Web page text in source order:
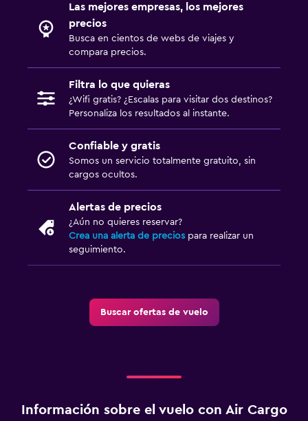
Las mejores empresas, los mejores
precios
Busca en cientos de webs de viajes y
compara precios.
Filtra lo que quieras
¿Wifi gratis? ¿Escalas para visitar dos destinos?
Personaliza los resultados al instante.
Confiable y gratis
Somos un servicio totalmente gratuito, sin
cargos ocultos.
Alertas de precios
¿Aún no quieres reservar?
Crea una alerta de precios para realizar un
seguimiento.
Buscar ofertas de vuelo
Información sobre el vuelo con Air Cargo